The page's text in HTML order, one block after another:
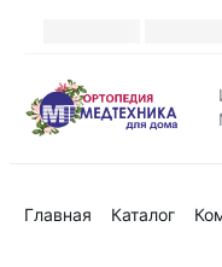
Главная Каталог